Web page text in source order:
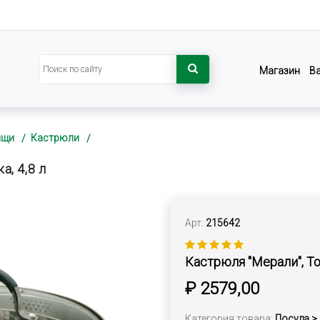
Магазин
Кастрюли
4,8 л
Арт. 215642
Кастрюля "Мерали",
₽ 2579,00